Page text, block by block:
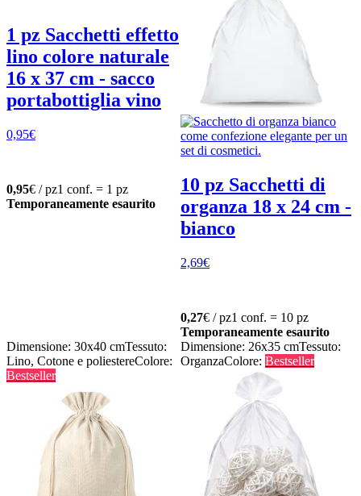
1 pz Sacchetti effetto
lino colore naturale
16 x 37 cm - sacco
portabottiglia vino
0,95€
0,95€ / pz1 conf. = 1 pz
Temporaneamente esaurito
10 pz Sacchetti di
organza 18 x 24 cm -
bianco
2,69€
0,27€ / pz1 conf. = 10 pz
Temporaneamente esaurito
Dimensione: 30x40 cmTessuto:
Lino, Cotone e poliestereColore:
Bestseller
Dimensione: 26x35 cmTessuto:
OrganzaColore: Bestseller